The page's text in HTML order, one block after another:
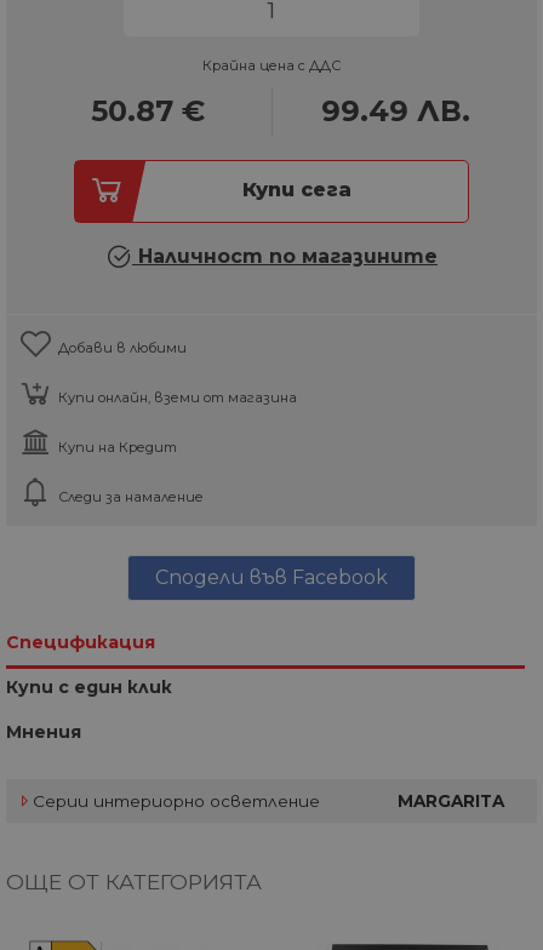
Крайна цена с ДДС
50.87 € 99.49 ЛВ.
Купи сега
Наличност по магазините
Добави в любими
Купи онлайн, вземи от магазина
Купи на Кредит
Следи за намаление
Сподели във Facebook
Спецификация
Купи с един клик
Мнения
Серии интериорно осветление MARGARITA
ОЩЕ ОТ КАТЕГОРИЯТА